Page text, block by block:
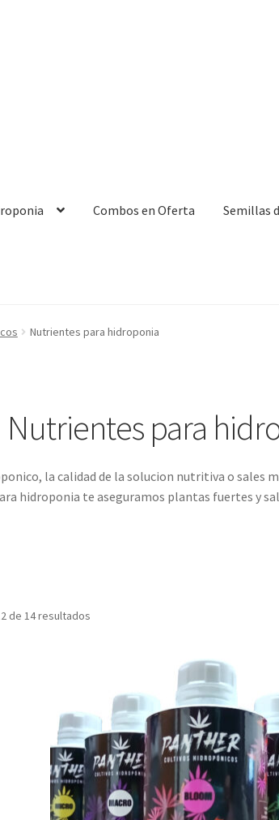
Combos en Oferta Semillas
Nutrientes para hidroponia
Nutrientes para
la calidad de la solucion nutritiva o
hidroponia te aseguramos plantas fuertes y
de 14 resultados